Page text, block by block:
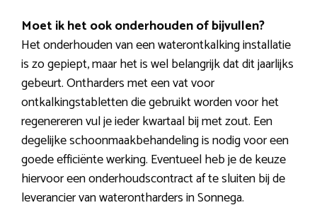
Moet ik het ook onderhouden of bijvullen?
Het onderhouden van een waterontkalking installatie
is zo gepiept, maar het is wel belangrijk dat dit jaarlijks
gebeurt. Ontharders met een vat voor
ontkalkingstabletten die gebruikt worden voor het
regenereren vul je ieder kwartaal bij met zout. Een
degelijke schoonmaakbehandeling is nodig voor een
goede efficiënte werking. Eventueel heb je de keuze
hiervoor een onderhoudscontract af te sluiten bij de
leverancier van waterontharders in Sonnega.